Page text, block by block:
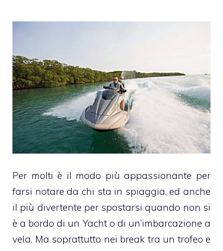
Per molti è il modo più appassionante per
farsi notare da chi sta in spiaggia, ed anche
il più divertente per spostarsi quando non si
è a bordo di un Yacht o di un’imbarcazione a
vela. Ma soprattutto nei break tra un trofeo e